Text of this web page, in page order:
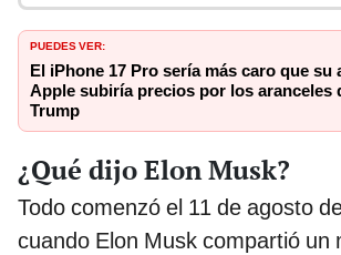
PUEDES VER:
El iPhone 17 Pro sería más caro que su
Apple subiría precios por los aranceles
Trump
¿Qué dijo Elon Musk?
Todo comenzó el 11 de agosto
cuando Elon Musk compartió un